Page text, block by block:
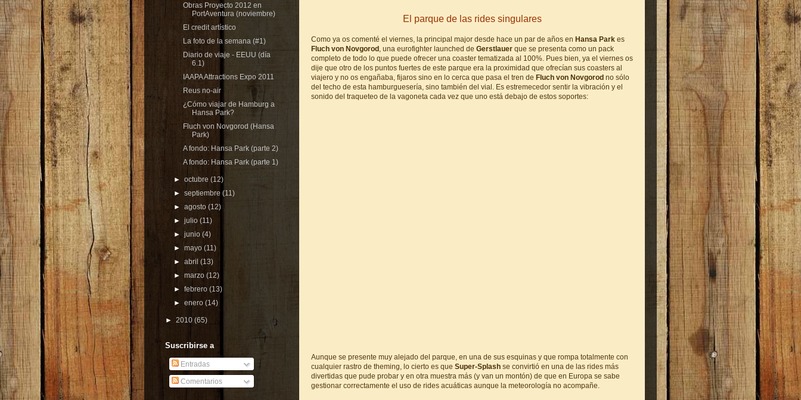
El parque de las rides singulares
Como ya os comenté el viernes, la principal major desde hace un par de años en Hansa Park es
Fluch von Novgorod , una eurofighter launched de Gerstlauer que se presenta como un pack
completo de todo lo que puede ofrecer una coaster tematizada al 100%. Pues bien, ya el viernes os
dije que otro de los puntos fuertes de este parque era la proximidad que ofrecían sus coasters al
viajero y no os engañaba, fijaros sino en lo cerca que pasa el tren de Fluch von Novgorod no sólo
del techo de esta hamburguesería, sino también del vial. Es estremecedor sentir la vibración y el
sonido del traqueteo de la vagoneta cada vez que uno está debajo de estos soportes:
Aunque se presente muy alejado del parque, en una de sus esquinas y que rompa totalmente con
cualquier rastro de theming, lo cierto es que Super-Splash se convirtió en una de las rides más
divertidas que pude probar y en otra muestra más (y van un montón) de que en Europa se sabe
gestionar correctamente el uso de rides acuáticas aunque la meteorología no acompañe.
Obras Proyecto 2012 en
PortAventura (noviembre)
El credit artístico
La foto de la semana (#1)
Diario de viaje - EEUU (día
6.1)
IAAPA Attractions Expo 2011
Reus no-air
¿Cómo viajar de Hamburg a
Hansa Park?
Fluch von Novgorod (Hansa
Park)
A fondo: Hansa Park (parte 2)
A fondo: Hansa Park (parte 1)
►octubre(12)
►septiembre(11)
►agosto(12)
►julio(11)
►junio(4)
►mayo(11)
►abril(13)
►marzo(12)
►febrero(13)
►enero(14)
► 2010 (65)
Suscribirse a
Entradas
Comentarios